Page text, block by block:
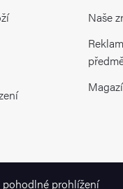
pohodlné prohlížení
Naše